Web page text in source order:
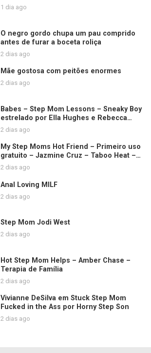
1 dia ago
O negro gordo chupa um pau comprido
antes de furar a boceta roliça
2 dias ago
Mãe gostosa com peitões enormes
2 dias ago
Babes – Step Mom Lessons – Sneaky Boy
estrelado por Ella Hughes e Rebecca
Moore e clipe de Sam Bourne
2 dias ago
My Step Moms Hot Friend – Primeiro uso
gratuito – Jazmine Cruz – Taboo Heat –
Luke Longly
2 dias ago
Anal Loving MILF
2 dias ago
Step Mom Jodi West
2 dias ago
Hot Step Mom Helps – Amber Chase –
Terapia de Família
2 dias ago
Vivianne DeSilva em Stuck Step Mom
Fucked in the Ass por Horny Step Son
2 dias ago